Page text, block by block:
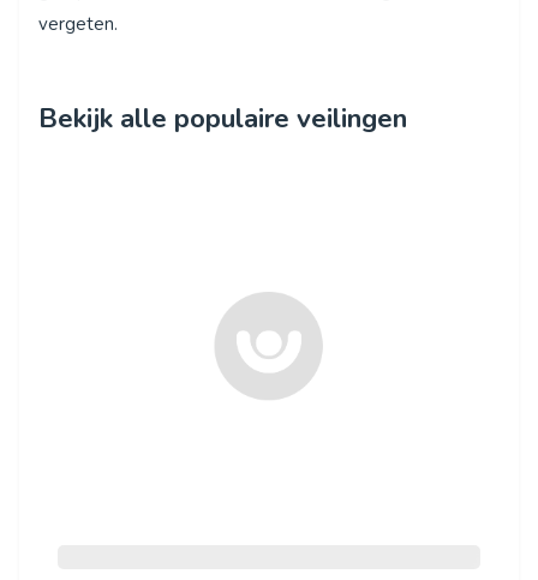
vergeten.
Bekijk alle populaire veilingen